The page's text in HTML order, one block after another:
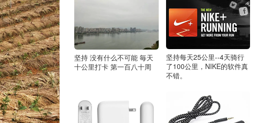
坚持 没有什么不可能 毎天
十公里打卡 第一百八十周
坚持每天25公里--4天骑行
了100公里，NIKE的软件真
不错。